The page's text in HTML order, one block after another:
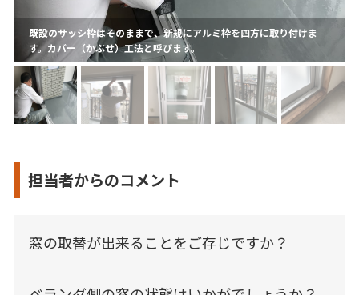
既設のサッシ枠はそのままで、新規にアルミ枠を四方に取り付けま
す。カバー（かぶせ）工法と呼びます。
担当者からのコメント
窓の取替が出来ることをご存じですか？